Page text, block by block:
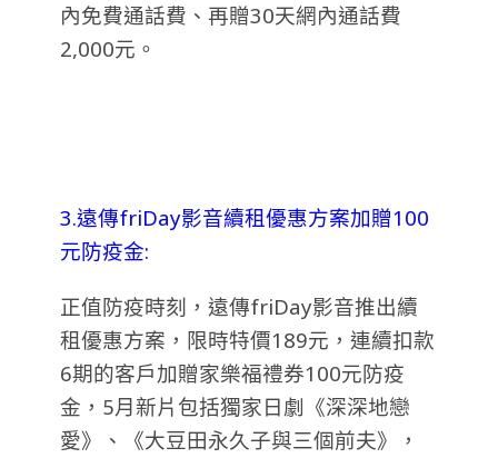
內免費通話費、再贈30天網內通話費
2,000元。
3.遠傳friDay影音續租優惠方案加贈100
元防疫金:
正值防疫時刻，遠傳friDay影音推出續
租優惠方案，限時特價189元，連續扣款
6期的客戶加贈家樂福禮券100元防疫
金，5月新片包括獨家日劇《深深地戀
愛》、《大豆田永久子與三個前夫》，